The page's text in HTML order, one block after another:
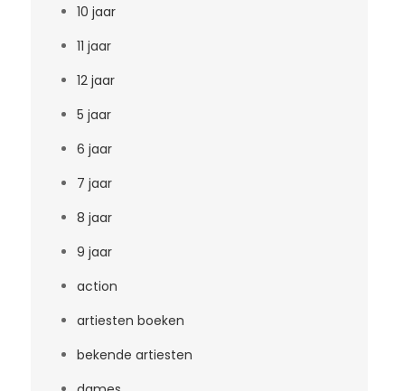
10 jaar
11 jaar
12 jaar
5 jaar
6 jaar
7 jaar
8 jaar
9 jaar
action
artiesten boeken
bekende artiesten